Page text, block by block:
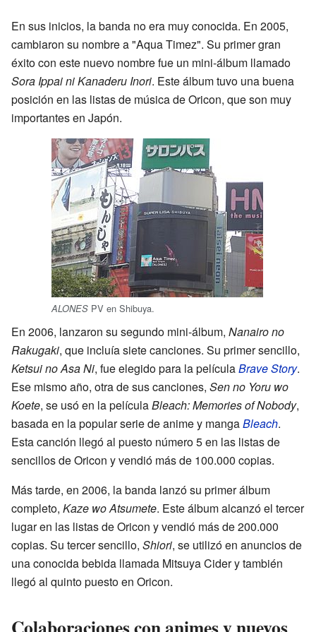
En sus inicios, la banda no era muy conocida. En 2005,
cambiaron su nombre a "Aqua Timez". Su primer gran
éxito con este nuevo nombre fue un mini-álbum llamado
Sora Ippai ni Kanaderu Inori. Este álbum tuvo una buena
posición en las listas de música de Oricon, que son muy
importantes en Japón.
ALONES PV en Shibuya.
En 2006, lanzaron su segundo mini-álbum, Nanairo no
Rakugaki, que incluía siete canciones. Su primer sencillo,
Ketsui no Asa Ni, fue elegido para la películaBrave Story.
Ese mismo año, otra de sus canciones, Sen no Yoru wo
Koete, se usó en la películaBleach: Memories of Nobody,
basada en la popular serie de anime y mangaBleach.
Esta canción llegó al puesto número 5 en las listas de
sencillos de Oricon y vendió más de 100.000 copias.
Más tarde, en 2006, la banda lanzó su primer álbum
completo, Kaze wo Atsumete. Este álbum alcanzó el tercer
lugar en las listas de Oricon y vendió más de 200.000
copias. Su tercer sencillo, Shiori, se utilizó en anuncios de
una conocida bebida llamada Mitsuya Cider y también
llegó al quinto puesto en Oricon.